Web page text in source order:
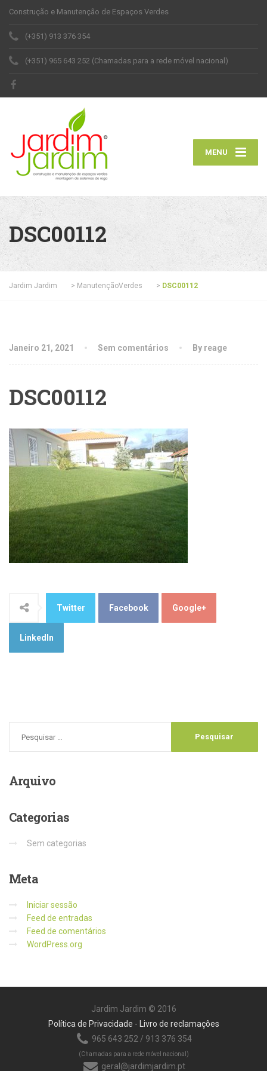
Construção e Manutenção de Espaços Verdes
(+351) 913 376 354
(+351) 965 643 252 (Chamadas para a rede móvel nacional)
MENU
DSC00112
Jardim Jardim > ManutençãoVerdes > DSC00112
Janeiro 21, 2021 Sem comentários By reage
DSC00112
Twitter Facebook Google+
LinkedIn
Arquivo
Categorias
Sem categorias
Meta
Iniciar sessão
Feed de entradas
Feed de comentários
WordPress.org
Jardim Jardim © 2016
Política de Privacidade -
Livro de reclamações
965 643 252 / 913 376 354
(Chamadas para a rede móvel nacional)
geral@jardimjardim.pt